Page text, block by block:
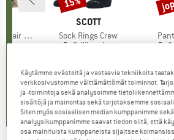
Light
MERKKI
SCOTT
Tuote
Sock Rings Crew
Tuoteryhmä
Pyöräilysukat
0,0(0)
Käytämme evästeitä ja vastaavia tekniikoita
verkkosivustomme välttämättömät toiminnot.
ja -toimintoja sekä analysoimme
sisältöjä ja mainontaa sekä tarjotaksemme
Siten myös sosiaalisen median kumppanimme
analyysikumppanimme saavat tiedon siitä, että
osa mainituista kumppaneista sijaitsee